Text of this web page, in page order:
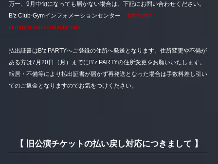
万一、9月中旬になっても届かない場合は、下記にお問い合わせください。
B'z Club-Gymインフォメーションセンター
https://bz-
clubgym.com/contact/index
払出証書はB’z PARTYへご登録の住所へ発送となります。住所変更や不備が
ある方は7月20日（月）までにB’z PARTYの住所変更をお願いいたします。
転居・不備等により払出証書が届かず再発送となった場合は手数料差し引い
てのご返金となりますのでお気をつけください。
【 旧公演チケットの払い戻し対応につきまして 】